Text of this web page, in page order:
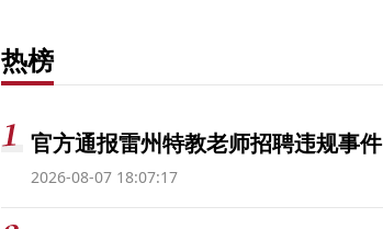
热榜
官方通报雷州特教老师招聘违规事件
2026-08-07 18:07:17